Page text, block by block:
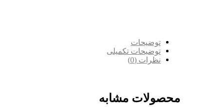
توضیحات
توضیحات تکمیلی
نظرات (0)
محصولات مشابه